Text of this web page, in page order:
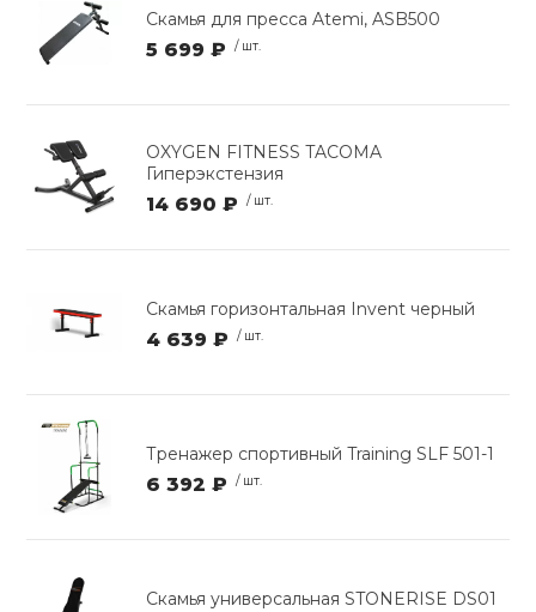
Скамья для пресса Atemi, ASB500
5 699 ₽ / шт.
OXYGEN FITNESS TACOMA
Гиперэкстензия
14 690 ₽ / шт.
Скамья горизонтальная Invent черный
4 639 ₽ / шт.
Тренажер спортивный Training SLF 501-1
6 392 ₽ / шт.
Скамья универсальная STONERISE DS01